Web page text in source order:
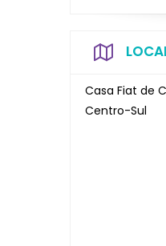
Casa Fiat de
Centro-Sul